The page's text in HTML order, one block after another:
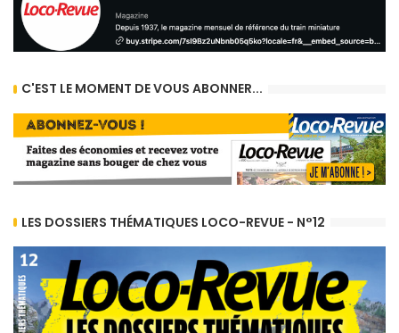
C'EST LE MOMENT DE VOUS ABONNER...
LES DOSSIERS THÉMATIQUES LOCO-REVUE - N°12